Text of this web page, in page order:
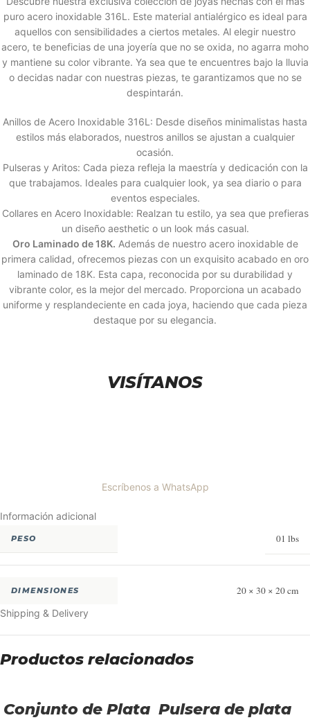
puro acero inoxidable 316L. Este material antialérgico es ideal para
aquellos con sensibilidades a ciertos metales. Al elegir nuestro
acero, te beneficias de una joyería que no se oxida, no agarra moho
y mantiene su color vibrante. Ya sea que te encuentres bajo la lluvia
o decidas nadar con nuestras piezas, te garantizamos que no se
despintarán.
Anillos de Acero Inoxidable 316L: Desde diseños minimalistas hasta
estilos más elaborados, nuestros anillos se ajustan a cualquier
ocasión.
Pulseras y Aritos: Cada pieza refleja la maestría y dedicación con la
que trabajamos. Ideales para cualquier look, ya sea diario o para
eventos especiales.
Collares en Acero Inoxidable: Realzan tu estilo, ya sea que prefieras
un diseño aesthetic o un look más casual.
Oro Laminado de 18K. Además de nuestro acero inoxidable de
primera calidad, ofrecemos piezas con un exquisito acabado en oro
laminado de 18K. Esta capa, reconocida por su durabilidad y
vibrante color, es la mejor del mercado. Proporciona un acabado
uniforme y resplandeciente en cada joya, haciendo que cada pieza
destaque por su elegancia.
VISÍTANOS
Escríbenos a WhatsApp
Información adicional
PESO 01 lbs
DIMENSIONES 20 × 30 × 20 cm
Shipping & Delivery
Productos relacionados
Conjunto de Plata Pulsera de plata